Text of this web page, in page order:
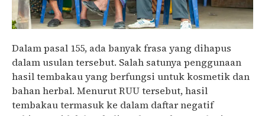
Dalam pasal 155, ada banyak frasa yang dihapus
dalam usulan tersebut. Salah satunya penggunaan
hasil tembakau yang berfungsi untuk kosmetik dan
bahan herbal. Menurut RUU tersebut, hasil
tembakau termasuk ke dalam daftar negatif